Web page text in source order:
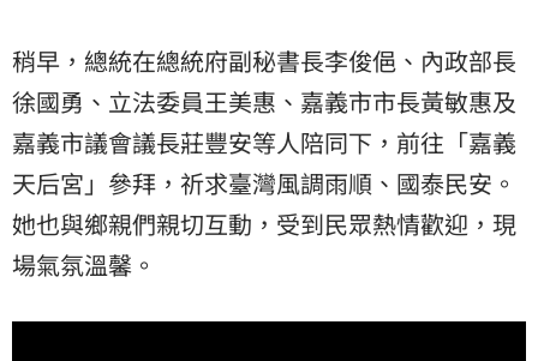
稍早，總統在總統府副秘書長李俊俋、內政部長
徐國勇、立法委員王美惠、嘉義市市長黃敏惠及
嘉義市議會議長莊豐安等人陪同下，前往「嘉義
天后宮」參拜，祈求臺灣風調雨順、國泰民安。
她也與鄉親們親切互動，受到民眾熱情歡迎，現
場氣氛溫馨。